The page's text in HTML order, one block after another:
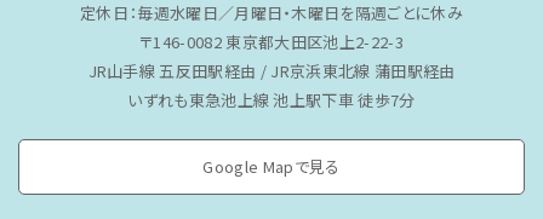
定休日：毎週水曜日／月曜日・木曜日を隔週ごとに休み
〒146-0082 東京都大田区池上2-22-3
JR山手線 五反田駅経由 / JR京浜東北線 蒲田駅経由
いずれも東急池上線 池上駅下車 徒歩7分
Google Mapで見る